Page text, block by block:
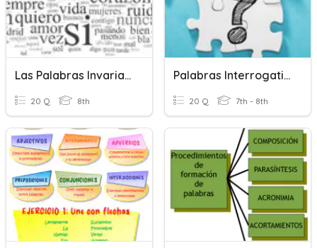
Las Palabras Invariables
20 Q 8th
Palabras Interrogativas
20 Q 7th - 8th